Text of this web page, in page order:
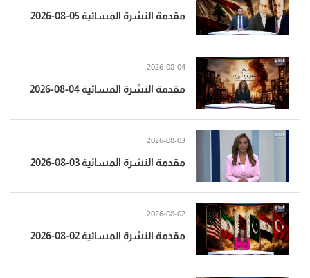
مقدمة النشرة المسائية 05-08-2026
مقدمة النشرة المسائية 04-08-2026
2026-08-04
مقدمة النشرة المسائية 03-08-2026
2026-08-03
مقدمة النشرة المسائية 02-08-2026
2026-08-02